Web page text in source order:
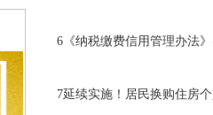
6 《纳税缴费信用管理办法》实施，纳税信
7延续实施！居民换购住房个人所得税退税